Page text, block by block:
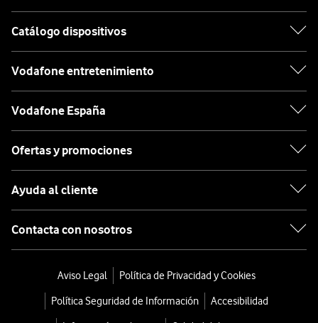
Catálogo dispositivos
Vodafone entretenimiento
Vodafone España
Ofertas y promociones
Ayuda al cliente
Contacta con nosotros
Aviso Legal
Política de Privacidad y Cookies
Política Seguridad de Información
Accesibilidad